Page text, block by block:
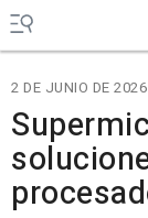
2 DE JUNIO DE 2026